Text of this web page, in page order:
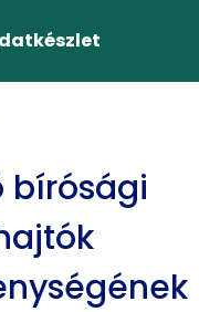
bírósági